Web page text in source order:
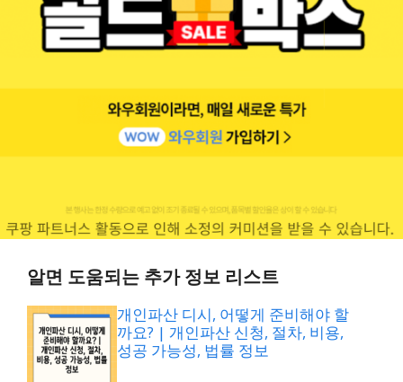
알면 도움되는 추가 정보 리스트
개인파산 디시, 어떻게 준비해야 할
까요? | 개인파산 신청, 절차, 비용,
성공 가능성, 법률 정보